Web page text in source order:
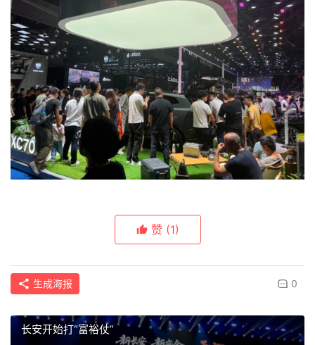
赞 (1)
生成海报 0
长安开始打“富裕仗”